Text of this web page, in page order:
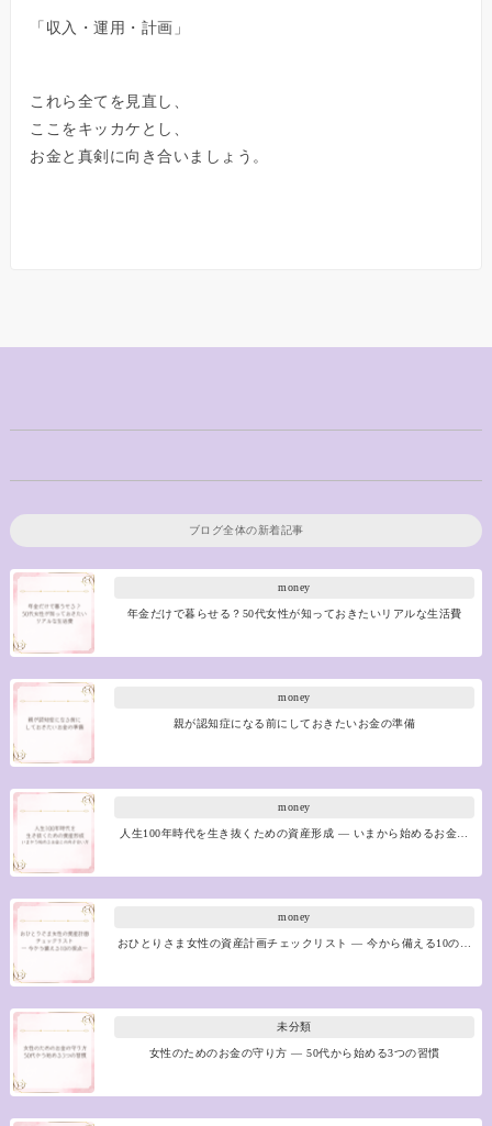
「収入・運用・計画」
これら全てを見直し、
ここをキッカケとし、
お金と真剣に向き合いましょう。
ブログ全体の新着記事
money
年金だけで暮らせる？50代女性が知っておきたいリアルな生活費
money
親が認知症になる前にしておきたいお金の準備
money
人生100年時代を生き抜くための資産形成 ― いまから始めるお金…
money
おひとりさま女性の資産計画チェックリスト ― 今から備える10の…
未分類
女性のためのお金の守り方 ― 50代から始める3つの習慣